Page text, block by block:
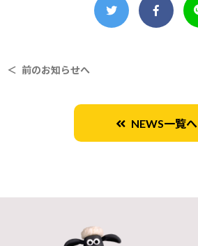
＜ 前のお知らせへ
NEWS一覧へ